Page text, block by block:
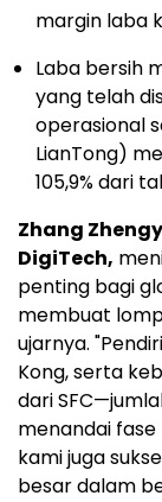
margin laba
Laba bersih
yang telah
operasional
LianTong)
105,9% dari
Zhang
DigiTech,
penting bagi
membuat
ujarnya.
Kong, serta
dari
menandai
kami juga
besar dalam